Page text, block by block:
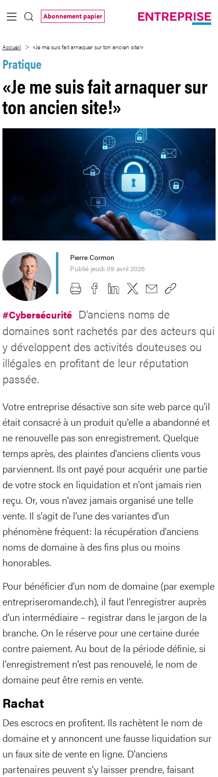
Saut au contenu principal
Abonnement papier
Accueil «Je me suis fait arnaquer sur ton ancien site!»
Pratique
«Je me suis fait arnaquer sur
ton ancien site!»
Pierre Cormon
Publié jeudi 09 avril 2026
#Cybersécurité D'anciens noms de
domaines sont rachetés par des acteurs qui
y développent des activités douteuses ou
illégales en profitant de leur réputation
passée.
Votre entreprise désactive son site web parce qu'il
était consacré à un produit qu'elle a abandonné et
ne renouvelle pas son enregistrement. Quelque
temps après, des plaintes d'anciens clients vous
parviennent. Ils ont payé pour acquérir une partie
de votre stock en liquidation et n'ont jamais rien
reçu. Or, vous n'avez jamais organisé une telle
vente. Il s'agit de l'une des variantes d'un
phénomène fréquent: la récupération d'anciens
noms de domaine à des fins plus ou moins
honorables.
Pour bénéficier d'un nom de domaine (par exemple
entrepriseromande.ch), il faut l'enregistrer auprès
d'un intermédiaire – registrar dans le jargon de la
branche. On le réserve pour une certaine durée
contre paiement. Au bout de la période définie, si
l'enregistrement n'est pas renouvelé, le nom de
domaine peut être remis en vente.
Rachat
Des escrocs en profitent. Ils rachètent le nom de
domaine et y annoncent une fausse liquidation sur
un faux site de vente en ligne. D'anciens
partenaires peuvent s'y laisser prendre, faisant